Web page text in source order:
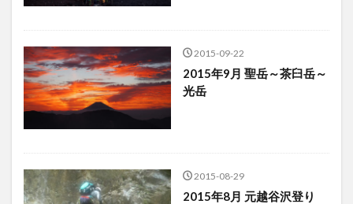
2015-09-22
2015年9月 聖岳～茶臼岳～
光岳
2015-08-29
2015年8月 元越谷沢登り